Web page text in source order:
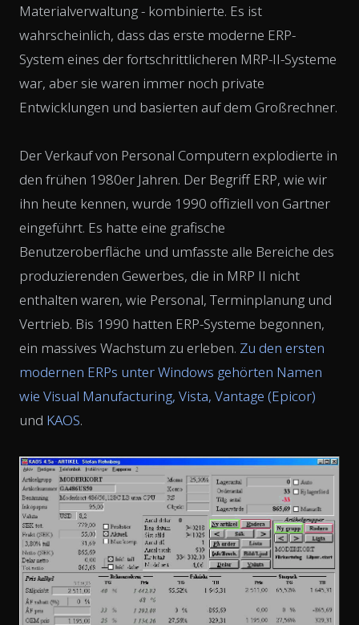
Materialverwaltung - kombinierte. Es ist
wahrscheinlich, dass das erste moderne ERP-
System eines der fortschrittlicheren MRP-II-Systeme
war, aber sie waren immer noch private
Entwicklungen und basierten auf dem Großrechner.
Der Verkauf von Personal Computern explodierte in
den frühen 1980er Jahren. Der Begriff ERP, wie wir
ihn heute kennen, wurde 1990 offiziell von Gartner
eingeführt. Es hatte eine grafische
Benutzeroberfläche und umfasste alle Bereiche des
produzierenden Gewerbes, die in MRP II nicht
enthalten waren, wie Personal, Terminplanung und
Vertrieb. Bis 1990 hatten ERP-Systeme begonnen,
ein massives Wachstum zu erleben. Zu den ersten
modernen ERPs unter Windows gehörten Namen
wie Visual Manufacturing, Vista, Vantage (Epicor)
und KAOS.